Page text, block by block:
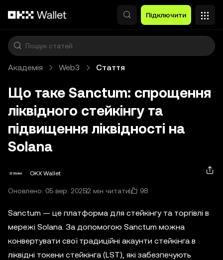
Підключити
Академія Web3 Стаття
Що таке Sanctum: спрощення
ліквідного стейкінгу та
підвищення ліквідності на
Solana
OKX Wallet
Оновлено: 05 вер. 20252 мін читати 98
Sanctum — це платформа для стейкінгу та торгівлі в
мережі Solana. За допомогою Sanctum можна
конвертувати свої традиційні акаунти стейкінга в
ліквідні токени стейкінга (LST), які забезпечують